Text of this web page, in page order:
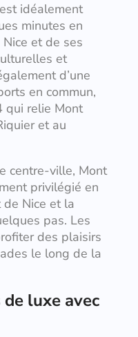
est idéalement
minutes en
et de ses
et
d’une
en commun,
qui relie Mont
et au
centre-ville, Mont
privilégié en
de Nice et la
pas. Les
des plaisirs
le long de la
luxe avec